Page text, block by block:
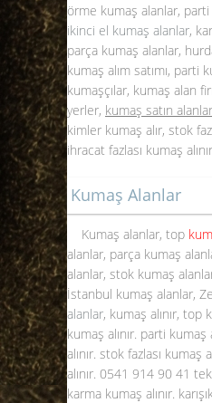
örme kumaş alanlar, parti
ikinci el kumaş alanlar,
parça kumaş alanlar,
kumaş alım satımı, parti
kumaşçılar, kumaş alan
yerler, kumaş satın alanlar
kimler kumaş alır, stok
ihracat fazlası kumaş
Kumaş Alanlar
Kumaş alanlar, top
alanlar, parça kumaş
alanlar, stok kumaş
İstanbul kumaş alanlar,
alanlar, kumaş alınır, top
kumaş alınır. parti kumaş
alınır. stok fazlası kumaş
alınır. 0541 914 90 41
karma kumaş alınır.